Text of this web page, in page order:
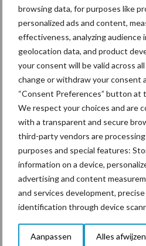
browsing data, for purposes like
personalized ads and content,
effectiveness, analyzing audience
geolocation data, and product
your consent will be valid across
change or withdraw your consent
“Consent Preferences” button at
We respect your choices and are
with a transparent and secure
third-party vendors are
purposes and special features:
information on a device,
advertising and content
and services development,
identification through device
Aanpassen Alles afwijzen
krimpende
markt
Themapagina's
Diergezondheid
Mastitis